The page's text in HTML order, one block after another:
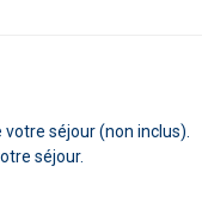
séjour (non inclus).
séjour.